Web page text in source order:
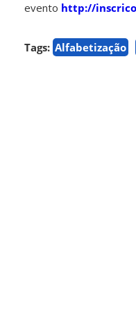
evento http://
Tags: Alfabetização